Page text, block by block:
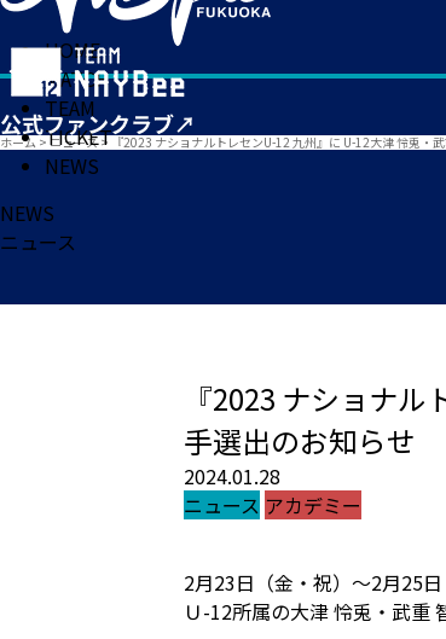
HOME
MATCH
TEAM
TICKET
NEWS
ホーム > ニュース> 『2023 ナショナルトレセンU-12 九州』に U-12大津 怜兎・
NEWS
ニュース
『2023 ナショナ
手選出のお知らせ
2024.01.28
ニュース アカデミー
2月23日（金・祝）～2月25
Ｕ-12所属の大津 怜兎・武重